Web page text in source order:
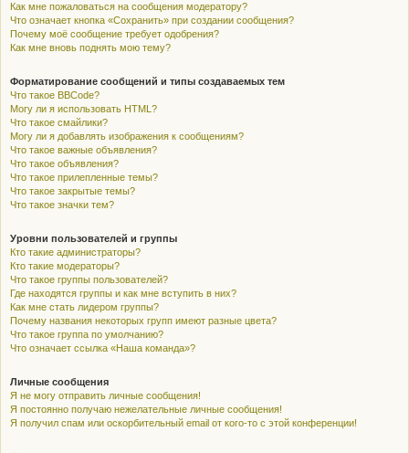
Как мне пожаловаться на сообщения модератору?
Что означает кнопка «Сохранить» при создании сообщения?
Почему моё сообщение требует одобрения?
Как мне вновь поднять мою тему?
Форматирование сообщений и типы создаваемых тем
Что такое BBCode?
Могу ли я использовать HTML?
Что такое смайлики?
Могу ли я добавлять изображения к сообщениям?
Что такое важные объявления?
Что такое объявления?
Что такое прилепленные темы?
Что такое закрытые темы?
Что такое значки тем?
Уровни пользователей и группы
Кто такие администраторы?
Кто такие модераторы?
Что такое группы пользователей?
Где находятся группы и как мне вступить в них?
Как мне стать лидером группы?
Почему названия некоторых групп имеют разные цвета?
Что такое группа по умолчанию?
Что означает ссылка «Наша команда»?
Личные сообщения
Я не могу отправить личные сообщения!
Я постоянно получаю нежелательные личные сообщения!
Я получил спам или оскорбительный email от кого-то с этой конференции!